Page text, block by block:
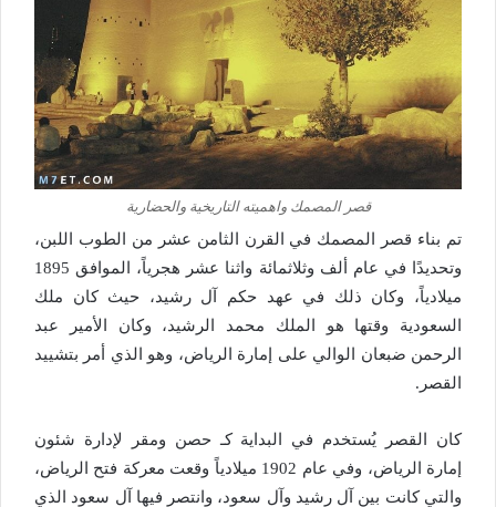
قصر المصمك واهميته التاريخية والحضارية
تم بناء قصر المصمك في القرن الثامن عشر من الطوب اللبن،
وتحديدًا في عام ألف وثلاثمائة واثنا عشر هجرياً، الموافق 1895
ميلادياً، وكان ذلك في عهد حكم آل رشيد، حيث كان ملك
السعودية وقتها هو الملك محمد الرشيد، وكان الأمير عبد
الرحمن ضبعان الوالي على إمارة الرياض، وهو الذي أمر بتشييد
القصر.
كان القصر يُستخدم في البداية كـ حصن ومقر لإدارة شئون
إمارة الرياض، وفي عام 1902 ميلادياً وقعت معركة فتح الرياض،
والتي كانت بين آل رشيد وآل سعود، وانتصر فيها آل سعود الذي